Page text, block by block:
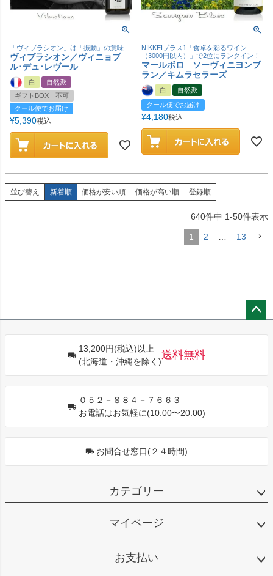
「ヴィブラシオン」は「振動」の意味
ヴィブラシオン／ヴィニョブ
ル･デュ･レヴール
白
自然派
ギフトBOX 不可
クール便でお届け
¥5,390税込
NIKKEIプラス1「食卓を彩るワイン
（3000円以内）」で2位にランクイン！
マールボロ ソーヴィニヨンブ
ラン／キムラセラーズ
白
自然派
クール便でお届け
¥4,180税込
並び替え 新着順 価格が安い順 価格が高い順 登録順
640件中 1-50件表示
1 2 13
13,200円(税込)以上
(北海道・沖縄を除く)
送料無料
０５２－８８４－７６６３
お電話はお気軽に(10:00〜20:00)
お問合せ窓口(２４時間)
カテゴリー
マイページ
お支払い